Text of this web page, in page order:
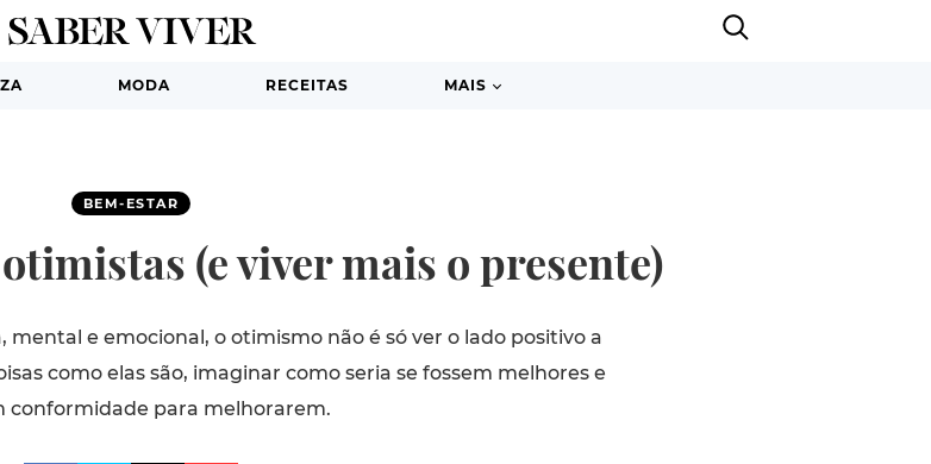
MODA RECEITAS MAIS
BEM-ESTAR
(e viver mais o presente)
e emocional, o otimismo não é só ver o lado positivo a
como elas são, imaginar como seria se fossem melhores e
conformidade para melhorarem.